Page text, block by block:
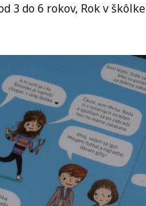
3 do 6 rokov, Rok v